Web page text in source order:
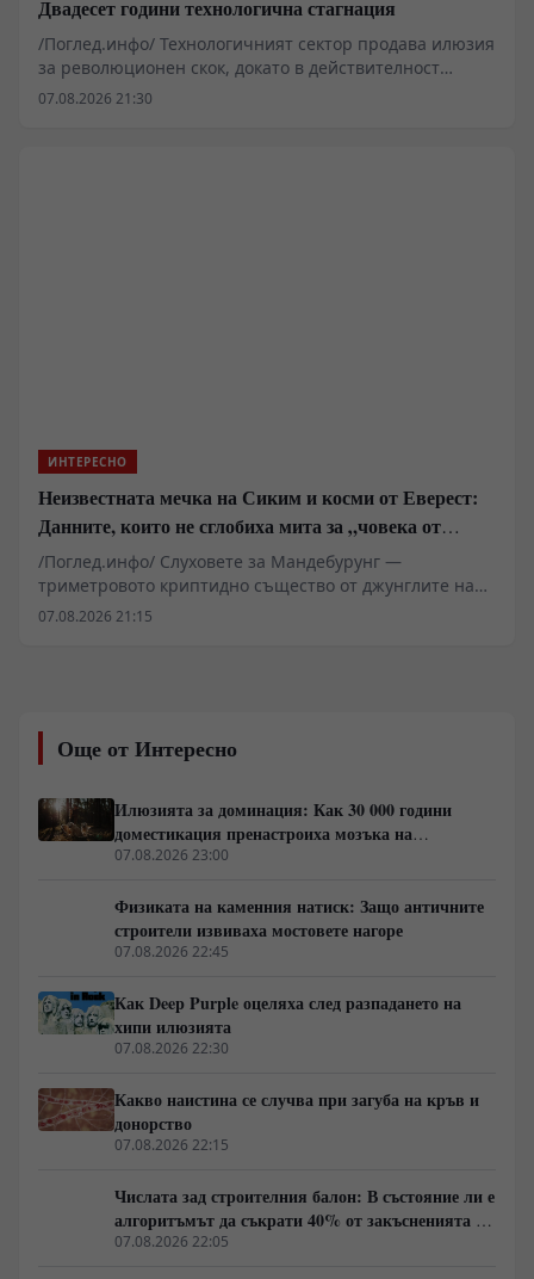
Двадесет години технологична стагнация
/Поглед.инфо/ Технологичният сектор продава илюзия
за революционен скок, докато в действителност
индустрията се върти в омагьосан кръг от козметични
07.08.2026 21:30
ИНТЕРЕСНО
Неизвестната мечка на Сиким и косми от Еверест:
Данните, които не сглобиха мита за „човека от
джунглата“
/Поглед.инфо/ Слуховете за Мандебурунг —
триметровото криптидно същество от джунглите на
индийския щат Мегхалая — за пореден път повдигат
феномена, регионът на хълмовете Гаро се превръща
в арена на сблъсък между криптозоологични
туристически бизнес.
07.08.2026 21:15
Още от Интересно
Илюзията за доминация: Как 30 000 години
доместикация пренастроиха мозъка на
домашния хищник
07.08.2026 23:00
Физиката на каменния натиск: Защо античните
строители извиваха мостовете нагоре
07.08.2026 22:45
Как Deep Purple оцеляха след разпадането на
хипи илюзията
07.08.2026 22:30
Какво наистина се случва при загуба на кръв и
донорство
07.08.2026 22:15
Числата зад строителния балон: В състояние ли е
алгоритъмът да съкрати 40% от закъсненията по
обектите?
07.08.2026 22:05